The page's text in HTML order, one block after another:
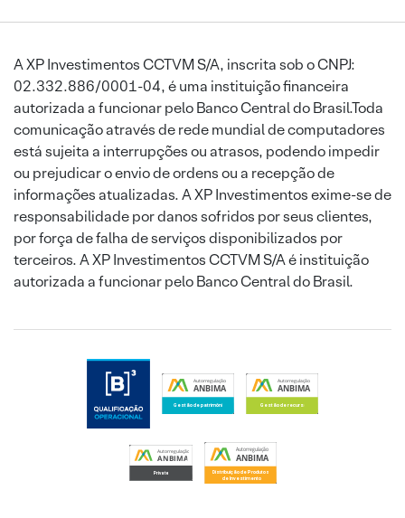
A XP Investimentos CCTVM S/A, inscrita sob o CNPJ:
02.332.886/0001-04, é uma instituição financeira
autorizada a funcionar pelo Banco Central do Brasil.Toda
comunicação através de rede mundial de computadores
está sujeita a interrupções ou atrasos, podendo impedir
ou prejudicar o envio de ordens ou a recepção de
informações atualizadas. A XP Investimentos exime-se de
responsabilidade por danos sofridos por seus clientes,
por força de falha de serviços disponibilizados por
terceiros. A XP Investimentos CCTVM S/A é instituição
autorizada a funcionar pelo Banco Central do Brasil.